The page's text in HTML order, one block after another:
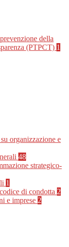
della
(PTPCT) 1
organizzazione e
48
strategico-
1
di condotta 2
e imprese 2